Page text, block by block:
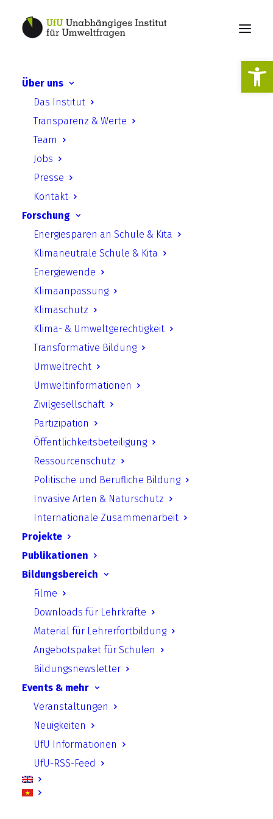
Über uns
Das Institut
Transparenz & Werte
Team
Jobs
Presse
Kontakt
Forschung
Energiesparen an Schule & Kita
Klimaneutrale Schule & Kita
Energiewende
Klimaanpassung
Klimaschutz
Klima- & Umweltgerechtigkeit
Transformative Bildung
Umweltrecht
Umweltinformationen
Zivilgesellschaft
Partizipation
Öffentlichkeitsbeteiligung
Ressourcenschutz
Politische und Berufliche Bildung
Invasive Arten & Naturschutz
Internationale Zusammenarbeit
Projekte
Publikationen
Bildungsbereich
Filme
Downloads für Lehrkräfte
Material für Lehrerfortbildung
Angebotspaket für Schulen
Bildungsnewsletter
Events & mehr
Veranstaltungen
Neuigkeiten
UfU Informationen
UfU-RSS-Feed
Nothing Found
It seems we can’t find what you’re looking
for. Perhaps searching can help.
UfU.de | Unabhängiges Institut für Umweltfragen
Standort Berlin­ Greifswalder Straße 4, 10405 Berlin Telefon:
+49 30 428 499 30 mail@ufu.de
Standort HalleGroße Klausstraße 11, 06108 Halle Telefon:
+49 345 202 65 30